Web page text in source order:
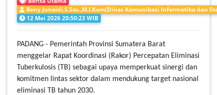
Beny Junaidi,S.Sos.,M.I.Kom(Dinas Komunikasi Informatika dan
12 Mei 2026 20:50:23 WIB
PADANG - Pemerintah Provinsi Sumatera Barat
menggelar Rapat Koordinasi (Rakor) Percepatan Eliminasi
Tuberkulosis (TB) sebagai upaya memperkuat sinergi dan
komitmen lintas sektor dalam mendukung target nasional
eliminasi TB tahun 2030.